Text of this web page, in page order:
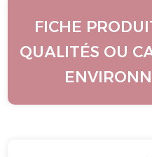
FICHE
QUALITÉS OU